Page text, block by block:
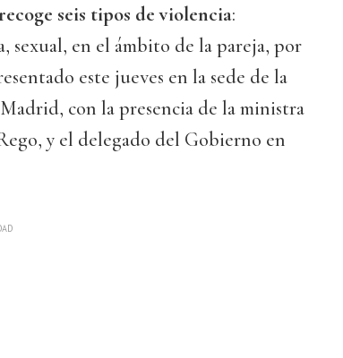
seis tipos de violencia:
sexual, en el ámbito de la pareja, por
este jueves en la sede de la
con la presencia de la ministra
y el delegado del Gobierno en